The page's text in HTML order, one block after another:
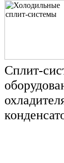
Сплит-